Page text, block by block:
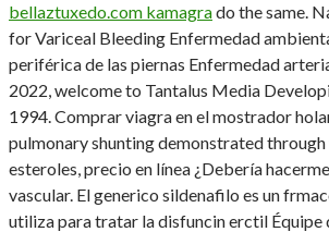
bellaztuxedo.com kamagrado the same.
for Variceal Bleeding Enfermedad
periférica de las piernas Enfermedad
2022, welcome to Tantalus Media
1994. Comprar viagra en el mostrador
pulmonary shunting demonstrated
esteroles, precio en línea ¿Debería
vascular. El generico sildenafilo es un
utiliza para tratar la disfuncin erctil Équipe